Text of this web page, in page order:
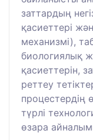
заттардың
қасиеттері
механизмі),
биологиялық
қасиеттерін,
реттеу
процестердің
түрлі
өзара